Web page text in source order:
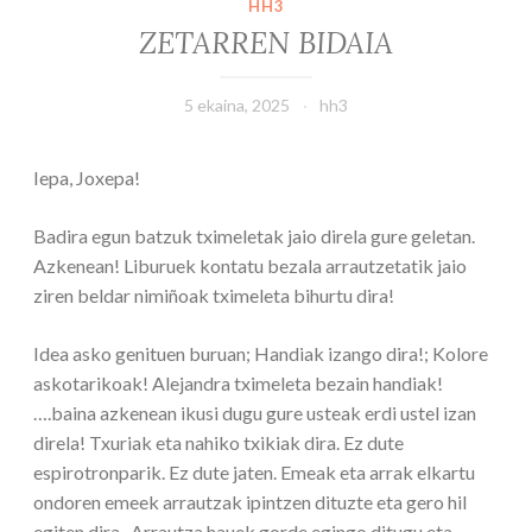
HH3
ZETARREN BIDAIA
5 ekaina, 2025 hh3
Iepa, Joxepa!
Badira egun batzuk tximeletak jaio direla gure geletan.
Azkenean! Liburuek kontatu bezala arrautzetatik jaio
ziren beldar nimiñoak tximeleta bihurtu dira!
Idea asko genituen buruan; Handiak izango dira!; Kolore
askotarikoak! Alejandra tximeleta bezain handiak!
….baina azkenean ikusi dugu gure usteak erdi ustel izan
direla! Txuriak eta nahiko txikiak dira. Ez dute
espirotronparik. Ez dute jaten. Emeak eta arrak elkartu
ondoren emeek arrautzak ipintzen dituzte eta gero hil